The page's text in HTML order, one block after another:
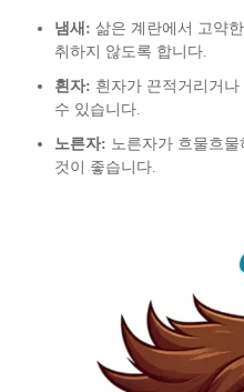
냄새: 삶은 계란에서 고약
취하지 않도록 합니다.
흰자: 흰자가 끈적거리거
수 있습니다.
노른자: 노른자가 흐물흐
것이 좋습니다.